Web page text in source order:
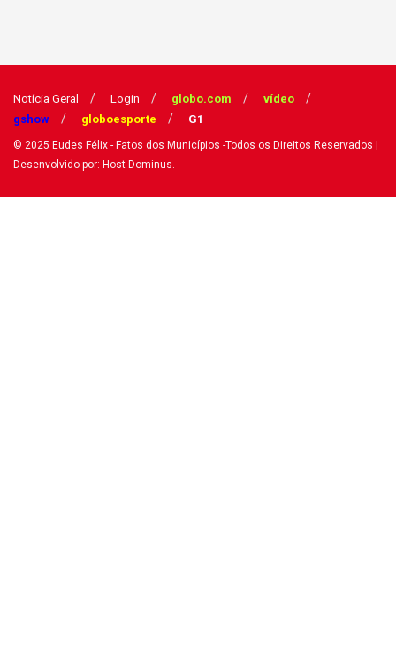
Notícia Geral Login globo.com
vídeo
gshow
globoesporte G1
© 2025 Eudes Félix - Fatos dos Municípios -Todos os Direitos Reservados |
Desenvolvido por: Host Dominus